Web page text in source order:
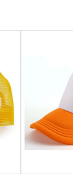
別度和團隊凝
您的企業和團
7天。